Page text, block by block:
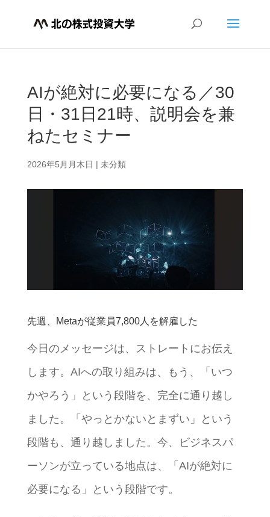
AIが絶対に必要になる／30
日・31日21時、説明会を兼
ねたセミナー
2026年5月月木日 | 未分類
先週、Metaが従業員7,800人を解雇した
今日のメッセージは、ストレートにお伝え
します。AIへの取り組みは、もう、「いつ
かやろう」という段階を、完全に通り越し
ました。「やっとかないとまずい」という
段階も、通り越しました。今、ビジネスパ
ーソンが立っている地点は、「AIが絶対に
必要になる」という段階です。